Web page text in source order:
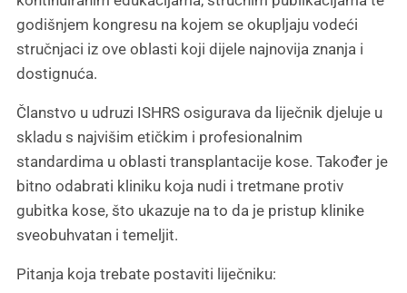
godišnjem kongresu na kojem se okupljaju vodeći
stručnjaci iz ove oblasti koji dijele najnovija znanja i
dostignuća.
Članstvo u udruzi ISHRS osigurava da liječnik djeluje u
skladu s najvišim etičkim i profesionalnim
standardima u oblasti transplantacije kose. Također je
bitno odabrati kliniku koja nudi i tretmane protiv
gubitka kose, što ukazuje na to da je pristup klinike
sveobuhvatan i temeljit.
Pitanja koja trebate postaviti liječniku: